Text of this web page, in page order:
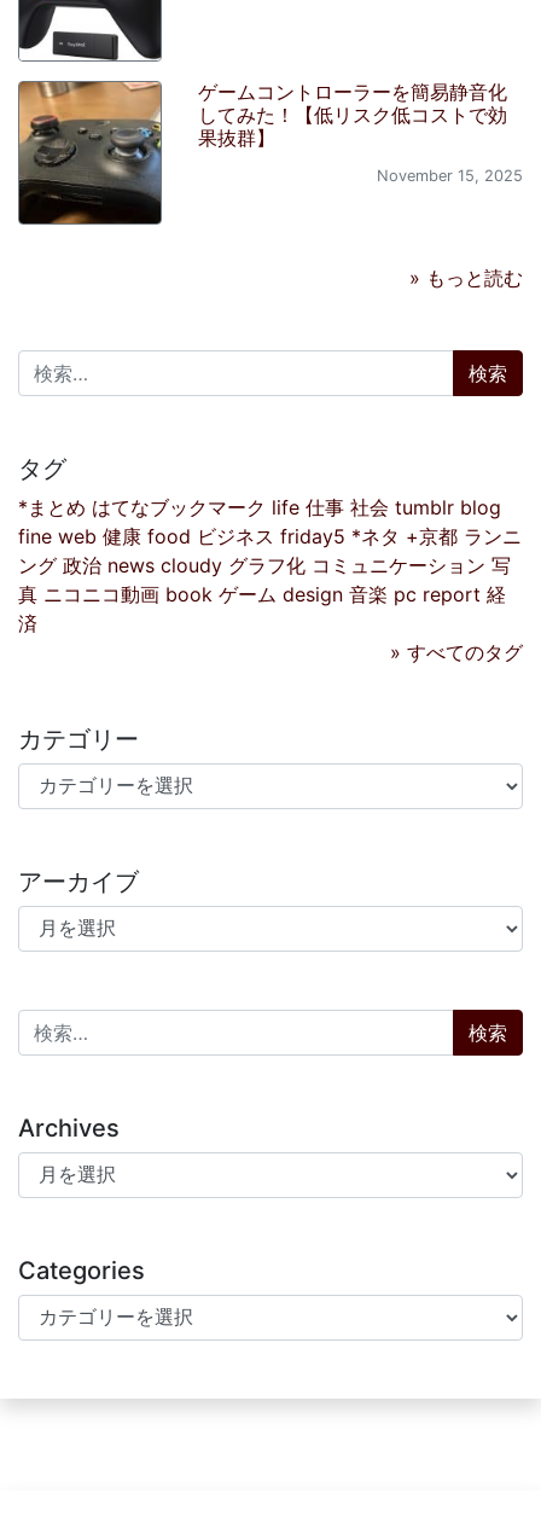
ゲームコントローラーを簡易静音化
してみた！【低リスク低コストで効
果抜群】
November 15, 2025
» もっと読む
検索:
タグ
*まとめ はてなブックマーク life 仕事 社会 tumblr blog
fine web 健康 food ビジネス friday5 *ネタ +京都 ランニ
ング 政治 news cloudy グラフ化 コミュニケーション 写
真 ニコニコ動画 book ゲーム design 音楽 pc report 経
済
» すべてのタグ
カテゴリー
カテゴリー
アーカイブ
アーカイブ
検索:
Archives
Archives
Categories
Categories